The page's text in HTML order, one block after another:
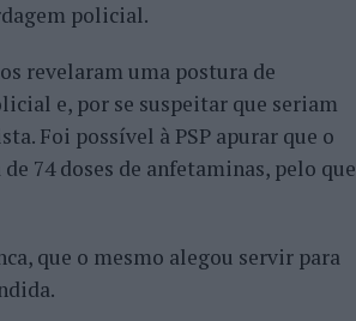
policial.
revelaram uma postura de
e, por se suspeitar que seriam
Foi possível à PSP apurar que o
74 doses de anfetaminas, pelo que
que o mesmo alegou servir para